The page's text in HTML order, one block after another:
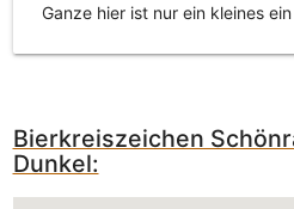
Ganze hier ist nur ein kleines
Bierkreiszeichen
Dunkel: